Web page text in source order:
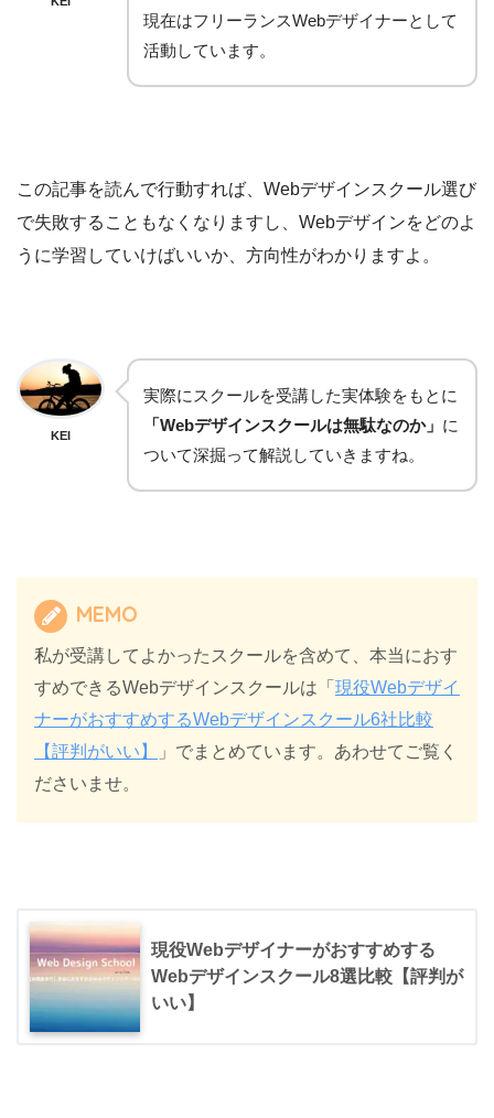
現在はフリーランスWebデザイナーとして
活動しています。
この記事を読んで行動すれば、Webデザインスクール選び
で失敗することもなくなりますし、Webデザインをどのよ
うに学習していけばいいか、方向性がわかりますよ。
KEI
実際にスクールを受講した実体験をもとに
「Webデザインスクールは無駄なのか」 に
ついて深掘って解説していきますね。
MEMO
私が受講してよかったスクールを含めて、本当におす
すめできるWebデザインスクールは「 現役Webデザイ
ナーがおすすめするWebデザインスクール6社比較
【評判がいい】
」でまとめています。あわせてご覧く
ださいませ。
現役Webデザイナーがおすすめする
Webデザインスクール8選比較【評判が
いい】